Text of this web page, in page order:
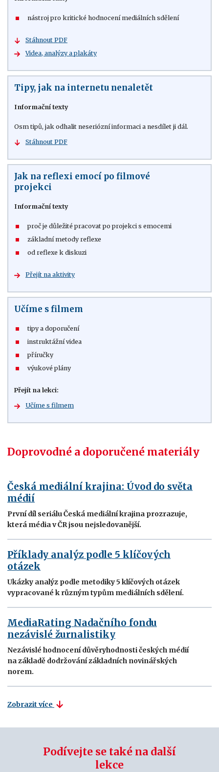
nástroj pro kritické hodnocení mediálních sdělení
Stáhnout PDF
Videa, analýzy a plakáty
Tipy, jak na internetu nenaletět
Informační texty
Osm tipů, jak odhalit neseriózní informaci a nesdílet ji dál.
Stáhnout PDF
Jak na reflexi emocí po filmové
projekci
Informační texty
proč je důležité pracovat po projekci s emocemi
základní metody reflexe
od reflexe k diskuzi
Přejít na aktivity
Učíme s filmem
tipy a doporučení
instruktážní videa
příručky
výukové plány
Přejít na lekci:
Učíme s filmem
Doprovodné a doporučené materiály
Česká mediální krajina: Úvod do světa
médií
První díl seriálu Česká mediální krajina prozrazuje,
která média v ČR jsou nejsledovanější.
Příklady analýz podle 5 klíčových
otázek
Ukázky analýz podle metodiky 5 klíčových otázek
vypracované k různým typům mediálních sdělení.
MediaRating Nadačního fondu
nezávislé žurnalistiky
Nezávislé hodnocení důvěryhodnosti českých médií
na základě dodržování základních novinářských
norem.
Zobrazit více
Podívejte se také na další
lekce